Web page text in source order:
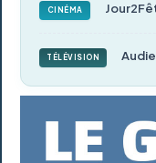
CINÉMA
TÉLÉVISION